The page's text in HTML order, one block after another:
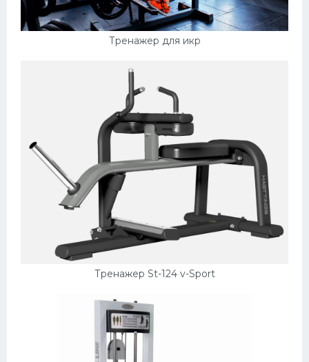
Тренажер для икр
Тренажер St-124 v-Sport